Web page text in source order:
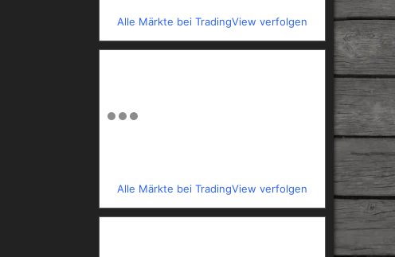
Alle Märkte bei TradingView verfolgen
Alle Märkte bei TradingView verfolgen